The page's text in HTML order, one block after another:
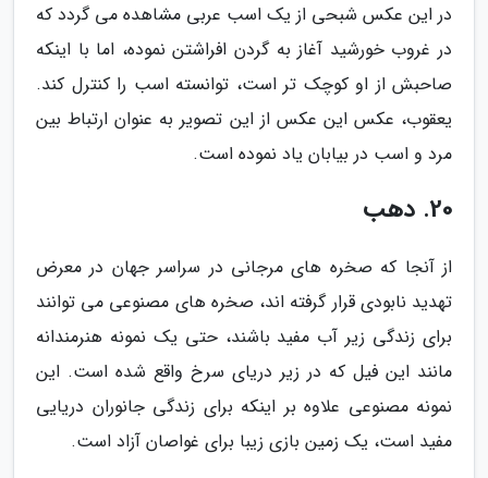
در این عکس شبحی از یک اسب عربی مشاهده می گردد که
در غروب خورشید آغاز به گردن افراشتن نموده، اما با اینکه
صاحبش از او کوچک تر است، توانسته اسب را کنترل کند.
یعقوب، عکس این عکس از این تصویر به عنوان ارتباط بین
مرد و اسب در بیابان یاد نموده است.
20. دهب
از آنجا که صخره های مرجانی در سراسر جهان در معرض
تهدید نابودی قرار گرفته اند، صخره های مصنوعی می توانند
برای زندگی زیر آب مفید باشند، حتی یک نمونه هنرمندانه
مانند این فیل که در زیر دریای سرخ واقع شده است. این
نمونه مصنوعی علاوه بر اینکه برای زندگی جانوران دریایی
مفید است، یک زمین بازی زیبا برای غواصان آزاد است.